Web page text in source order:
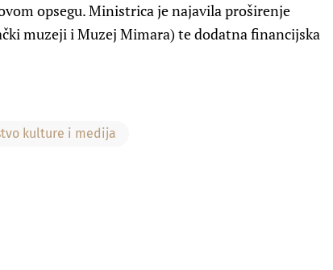
opsegu. Ministrica je najavila proširenje
muzeji i Muzej Mimara) te dodatna financijska
kulture i medija